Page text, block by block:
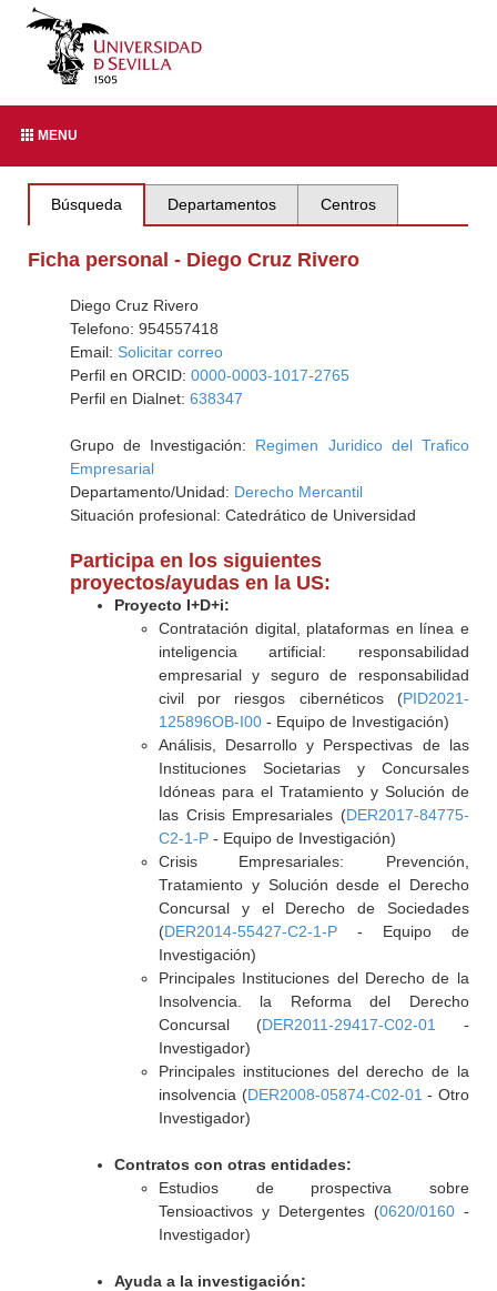
MENU
Búsqueda Departamentos Centros
Ficha personal - Diego Cruz Rivero
Diego Cruz Rivero
Telefono: 954557418
Email: Solicitar correo
Perfil en ORCID: 0000-0003-1017-2765
Perfil en Dialnet: 638347
Grupo de Investigación: Regimen Juridico del Trafico
Empresarial
Departamento/Unidad: Derecho Mercantil
Situación profesional: Catedrático de Universidad
Participa en los siguientes
proyectos/ayudas en la US:
Proyecto I+D+i:
Contratación digital, plataformas en línea e
inteligencia artificial: responsabilidad
empresarial y seguro de responsabilidad
civil por riesgos cibernéticos (PID2021-
125896OB-I00- Equipo de Investigación)
Análisis, Desarrollo y Perspectivas de las
Instituciones Societarias y Concursales
Idóneas para el Tratamiento y Solución de
las Crisis Empresariales (DER2017-84775-
C2-1-P- Equipo de Investigación)
Crisis Empresariales: Prevención,
Tratamiento y Solución desde el Derecho
Concursal y el Derecho de Sociedades
(DER2014-55427-C2-1-P- Equipo de
Investigación)
Principales Instituciones del Derecho de la
Insolvencia. la Reforma del Derecho
Concursal (DER2011-29417-C02-01
-
Investigador)
Principales instituciones del derecho de la
insolvencia (DER2008-05874-C02-01 - Otro
Investigador)
Contratos con otras entidades:
Estudios de prospectiva sobre
Tensioactivos y Detergentes (0620/0160-
Investigador)
Ayuda a la investigación: